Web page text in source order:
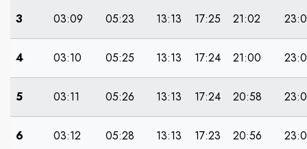
3 03:09 05:23 13:13 17:25 21:02
4 03:10 05:25 13:13 17:24 21:00
5 03:11 05:26 13:13 17:24 20:58
6 03:12 05:28 13:13 17:23 20:56